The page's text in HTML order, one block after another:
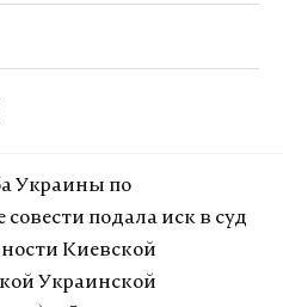
стилистов, которые
и подиумный макияж.
подобрать
— от свежих морских
Украины по
подала иск в суд
Киевской
Украинской